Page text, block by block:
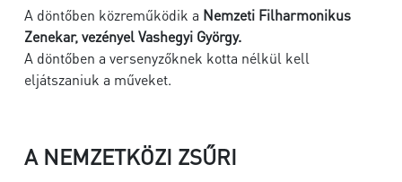
A döntőben közreműködik a Nemzeti Filharmonikus
Zenekar, vezényel Vashegyi György.
A döntőben a versenyzőknek kotta nélkül kell
eljátszaniuk a műveket.
A NEMZETKÖZI ZSŰRI